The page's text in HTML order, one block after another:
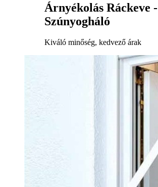
Árnyékolás Ráckeve -
Szúnyogháló
Kiváló minőség, kedvező árak